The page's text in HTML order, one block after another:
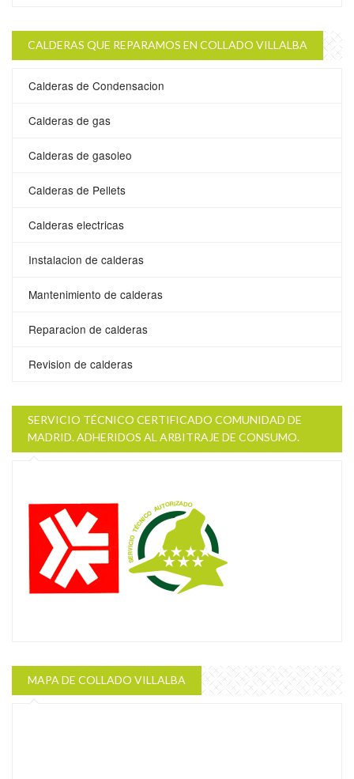
CALDERAS QUE REPARAMOS EN COLLADO VILLALBA
Calderas de Condensacion
Calderas de gas
Calderas de gasoleo
Calderas de Pellets
Calderas electricas
Instalacion de calderas
Mantenimiento de calderas
Reparacion de calderas
Revision de calderas
SERVICIO TÉCNICO CERTIFICADO COMUNIDAD DE
MADRID. ADHERIDOS AL ARBITRAJE DE CONSUMO.
MAPA DE COLLADO VILLALBA